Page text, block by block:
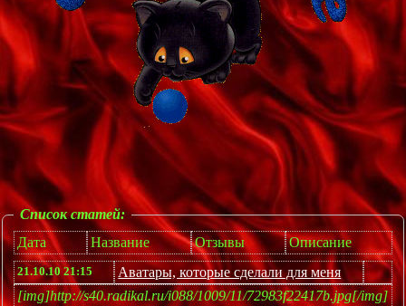
Список статей:
Дата
Название Отзывы Описание
21.10.10 21:15
Аватары, которые сделали для меня
[img]http://s40.radikal.ru/i088/1009/11/72983f22417b.jpg[/img]